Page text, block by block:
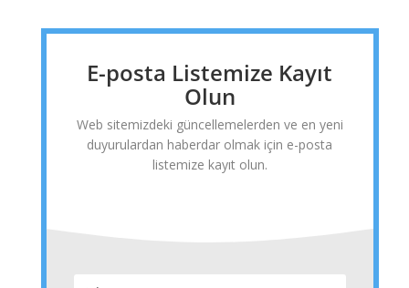
E-posta Listemize Kayıt
Olun
Web sitemizdeki güncellemelerden ve en yeni
duyurulardan haberdar olmak için e-posta
listemize kayıt olun.